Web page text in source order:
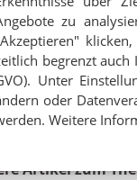
zu
begrenzt auch
Unter
oder
Weitere
SCHLIESSUNGEN IN
Minus 49: Tiefster
SCHLIESSUNGEN
Galerie der
Artikel zum